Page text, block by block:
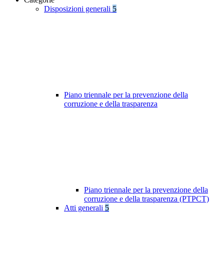
Disposizioni generali 5
Piano triennale per la prevenzione della
corruzione e della trasparenza
Piano triennale per la prevenzione della
corruzione e della trasparenza (PTPCT)
Atti generali 5